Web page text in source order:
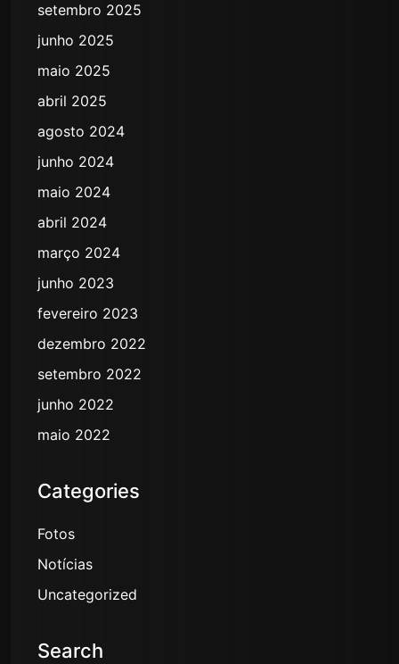
setembro 2025
junho 2025
maio 2025
abril 2025
agosto 2024
junho 2024
maio 2024
abril 2024
março 2024
junho 2023
fevereiro 2023
dezembro 2022
setembro 2022
junho 2022
maio 2022
Categories
Fotos
Notícias
Uncategorized
Search